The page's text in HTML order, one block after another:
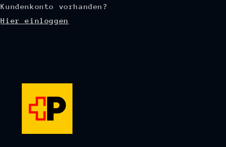
Kundenkonto vorhanden?
Hier einloggen